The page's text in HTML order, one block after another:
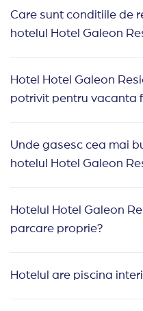
Care sunt conditiile de
hotelul Hotel Galeon
Hotel Hotel Galeon
potrivit pentru vacanta
Unde gasesc cea mai
hotelul Hotel Galeon
Hotelul Hotel Galeon
parcare proprie?
Hotelul are piscina